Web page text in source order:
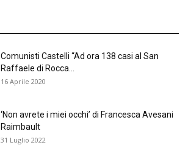
Comunisti Castelli “Ad ora 138 casi al San
Raffaele di Rocca...
16 Aprile 2020
‘Non avrete i miei occhi’ di Francesca Avesani
Raimbault
31 Luglio 2022